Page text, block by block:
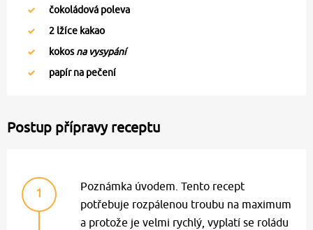
čokoládová poleva
2 lžíce kakao
kokosna vysypání
papír na pečení
Postup přípravy receptu
1
Poznámka úvodem. Tento recept
potřebuje rozpálenou troubu na maximum
a protože je velmi rychlý, vyplatí se roládu